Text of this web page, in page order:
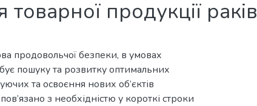
продукції раків
продовольчої безпеки, в умовах
пошуку та розвитку оптимальних
та освоєння нових об’єктів
з необхідністю у короткі строки